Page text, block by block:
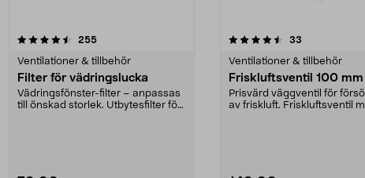
255recensioner
Ventilationer & tillbehör
Filter för vädringslucka
Vädringsfönster-filter – anpassas
till önskad storlek. Utbytesfilter för
4.5 av 5 stjärnor 33
Ventilationer & tillbehör
Friskluftsventil 100 mm
Prisvärd väggventil för
av friskluft. Friskluftsventil
4.5 av 5 stjärnor